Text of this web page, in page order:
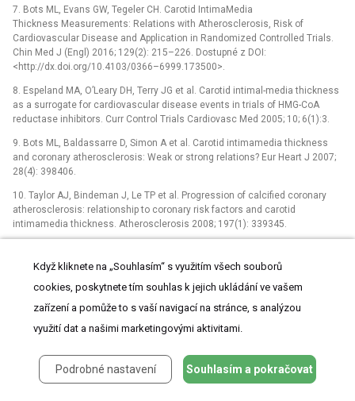
7. Bots ML, Evans GW, Tegeler CH. Carotid IntimaMedia
Thickness Measurements: Relations with Atherosclerosis, Risk of
Cardiovascular Disease and Application in Randomized Controlled Trials.
Chin Med J (Engl) 2016; 129(2): 215–226. Dostupné z DOI:
<http://dx.doi.org/10.4103/0366–6999.173500>.
8. Espeland MA, O’Leary DH, Terry JG et al. Carotid intimal-media thickness
as a surrogate for cardiovascular disease events in trials of HMG-CoA
reductase inhibitors. Curr Control Trials Cardiovasc Med 2005; 10; 6(1):3.
9. Bots ML, Baldassarre D, Simon A et al. Carotid intimamedia thickness
and coronary atherosclerosis: Weak or strong relations? Eur Heart J 2007;
28(4): 398406.
10. Taylor AJ, Bindeman J, Le TP et al. Progression of calcified coronary
atherosclerosis: relationship to coronary risk factors and carotid
intimamedia thickness. Atherosclerosis 2008; 197(1): 339345.
intimamedia thickness, and anklebrachial index are complementary stroke
<http://dx.doi.org/10.1161/STROKEAHA.114.005626>.
12. Amato M, Montorsi P, Ravani A et al. Carotid intimamedia thickness by
Bmode ultrasound as surrogate of coronary atherosclerosis: Correlation
ultrasound findings. Eur Heart J 2007; 28(17): 20942101.
13. Oh BH, Kaligis RW, Wang Y et al. Survey of atherosclerotic disease in
Když kliknete na „Souhlasím“ s využitím všech souborů
cookies, poskytnete tím souhlas k jejich ukládání ve vašem
zařízení a pomůže to s vaší navigací na stránce, s analýzou
využití dat a našimi marketingovými aktivitami.
Podrobné nastavení Souhlasím a pokračovat